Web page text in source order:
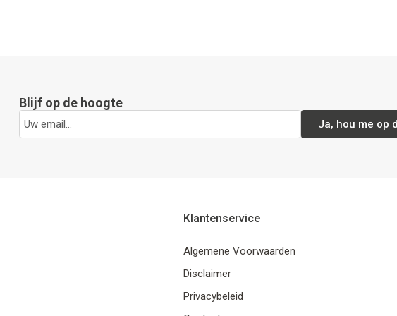
Blijf op de hoogte
Ja, hou me op
Klantenservice
Algemene Voorwaarden
Disclaimer
Privacybeleid